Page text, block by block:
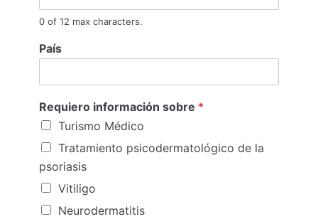
0 of 12 max characters.
País
Requiero información sobre *
Turismo Médico
Tratamiento psicodermatológico de la
psoriasis
Vitiligo
Neurodermatitis